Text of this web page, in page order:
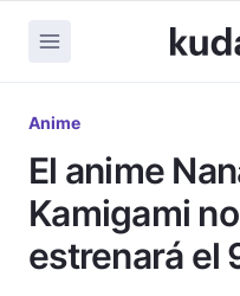
Anime
El anime
Kamigami
estrenará el